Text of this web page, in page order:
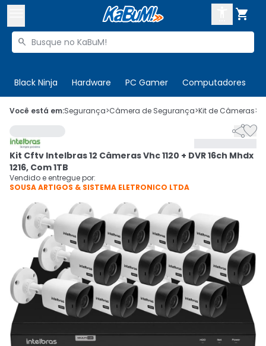

Buscar produtos

Black Ninja Hardware PC Gamer Computadores
 Olá. Acesse sua conta

Cupons
Mais Vendidos
Ativar tradutor em libras
CADASTRE-SE
Você está em:Segurança>Câmera de Segurança>Kit de Câmeras>

Kit Cftv Intelbras 12 Câmeras Vhc 1120 + DVR 16ch Mhdx
1216, Com 1TB
Vendido e entregue por:
SOUSA ARTIGOS & SISTEMA ELETRONICO LTDA